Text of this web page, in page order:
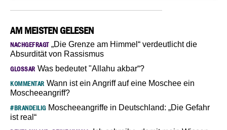
AM MEISTEN GELESEN
NACHGEFRAGT„Die Grenze am Himmel“ verdeutlicht die
Absurdität von Rassismus
GLOSSAR Was bedeutet "Allahu akbar“?
KOMMENTAR Wann ist ein Angriff auf eine Moschee ein
Moscheeangriff?
#BRANDEILIGMoscheeangriffe in Deutschland: „Die Gefahr
ist real“